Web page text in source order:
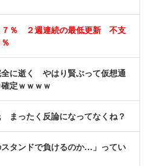
７％ ２週連続の最低更新 不支
全に逝く やはり賢ぶって仮想通
定ｗｗｗｗ
まったく反論になってなくね？
スタンドで負けるのか…」ってい